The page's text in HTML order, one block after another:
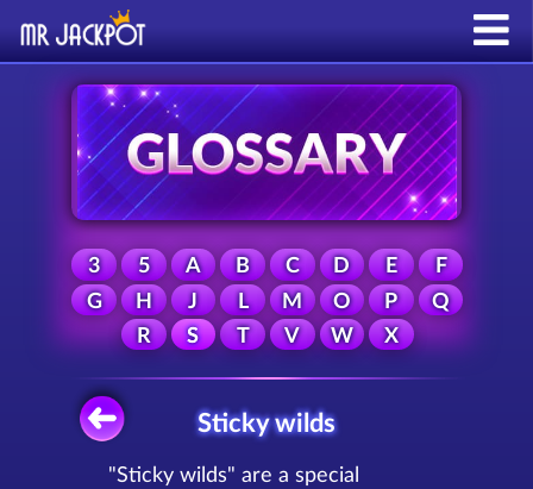
3 5 A B C D E
F
G
H J L M O P
Q
R
S T V W X
Sticky wilds
"Sticky wilds" are a special